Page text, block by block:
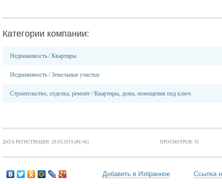
Категории компании:
Недвижимость /Квартиры
Недвижимость /Земельные участки
Строительство, отделка, ремонт /Квартиры, дома, помещения под ключ
ДАТА РЕГИСТРАЦИИ: 29.03.2019 (06:46) ПРОСМОТРОВ: 31
Добавить в Избранное Ссылка